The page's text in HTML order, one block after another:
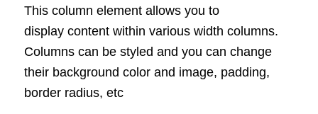
This column element allows you to
display content within various width columns.
Columns can be styled and you can change
their background color and image, padding,
border radius, etc